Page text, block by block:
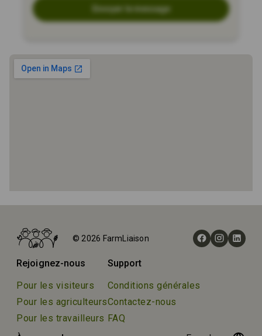
Envoyer le message
Fermes
AE Natural Meats
© 2026 FarmLiaison
Rejoignez-nous
Pour les visiteurs
Pour les agriculteurs
Pour les travailleurs
Support
Conditions générales
Contactez-nous
FAQ